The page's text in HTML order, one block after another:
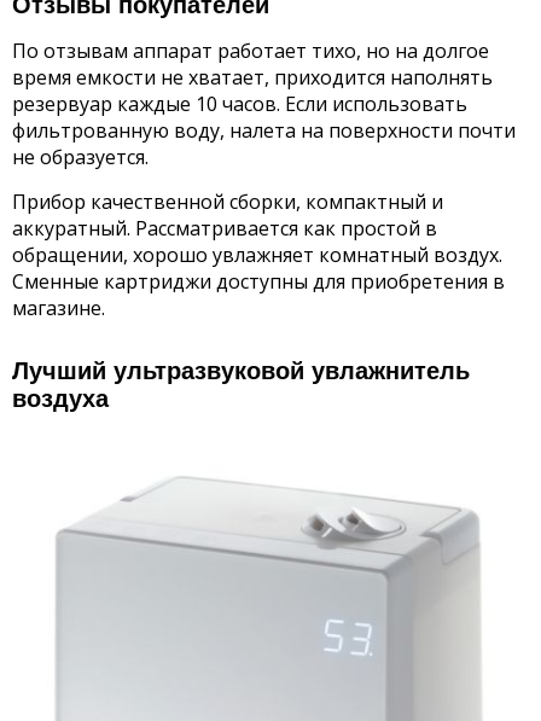
По отзывам аппарат работает тихо, но на долгое
время емкости не хватает, приходится наполнять
резервуар каждые 10 часов. Если использовать
фильтрованную воду, налета на поверхности почти
не образуется.
Прибор качественной сборки, компактный и
аккуратный. Рассматривается как простой в
обращении, хорошо увлажняет комнатный воздух.
Сменные картриджи доступны для приобретения в
магазине.
Лучший ультразвуковой увлажнитель
воздуха